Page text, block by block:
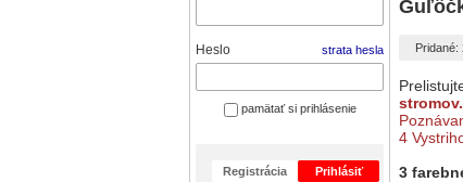
Heslo strata hesla
pamätať si prihlásenie
Registrácia Prihlásiť
Pridané:
stromov.
4
3